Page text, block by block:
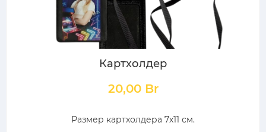
Картхолдер
20,00 Br
Размер картхолдера 7х11 см.